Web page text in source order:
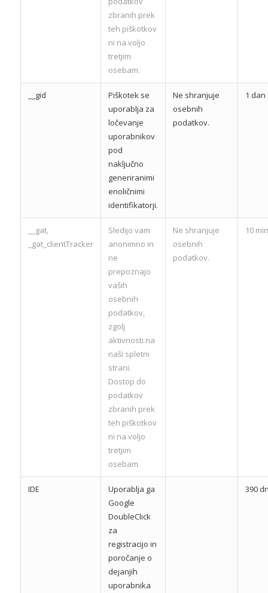
zbranih prek
teh piškotkov
ni na voljo
tretjim
osebam.
__gid
Piškotek se
uporablja za
ločevanje
uporabnikov
pod
naključno
generiranimi
enoličnimi
identifikatorji.
Ne shranjuje
osebnih
podatkov.
1 dan
__gat,
_gat_clientTracker
Sledijo vam
anonimno in
ne
prepoznajo
vaših
osebnih
podatkov,
zgolj
aktivnosti na
naši spletni
strani.
Dostop do
podatkov
zbranih prek
teh piškotkov
ni na voljo
tretjim
osebam.
Ne shranjuje
osebnih
podatkov.
10
IDE
Uporablja ga
Google
DoubleClick
za
registracijo in
poročanje o
dejanjih
uporabnika
390